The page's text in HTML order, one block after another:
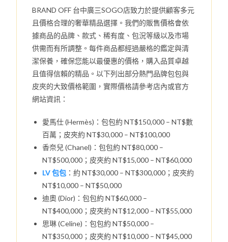
BRAND OFF 台中廣三SOGO店致力於提供顧客多元
且價格合理的奢華精品選擇。我們的販售價格會依
據商品的品牌、款式、稀有度、包況等級以及市場
供需而有所調整。每件商品都經過嚴格的鑑定與清
潔保養，確保您能以最優惠的價格，購入品質卓越
且值得信賴的精品。以下列出部分熱門品牌包包與
皮夾的大致價格範圍，實際價格請參考店內或官方
網站資訊：
愛馬仕 (Hermès)：包包約 NT$150,000 – NT$數
百萬；皮夾約 NT$30,000 – NT$100,000
香奈兒 (Chanel)：包包約 NT$80,000 –
NT$500,000；皮夾約 NT$15,000 – NT$60,000
LV 包包 ：約 NT$30,000 – NT$300,000；皮夾約
NT$10,000 – NT$50,000
迪奧 (Dior)：包包約 NT$60,000 –
NT$400,000；皮夾約 NT$12,000 – NT$55,000
思琳 (Celine)：包包約 NT$50,000 –
NT$350,000；皮夾約 NT$10,000 – NT$45,000